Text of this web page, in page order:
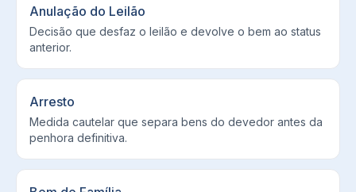
Anulação do Leilão
Decisão que desfaz o leilão e devolve o bem ao status
anterior.
Arresto
Medida cautelar que separa bens do devedor antes da
penhora definitiva.